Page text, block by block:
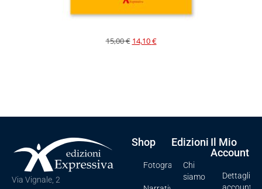
15,00€ 14,10€
Via Vignale, 2
Shop
Fotografia
Edizioni
Chi
siamo
Il Mio
Account
Dettagli